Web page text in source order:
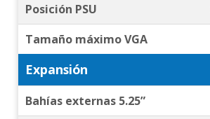
Posición PSU
Tamaño máximo VGA
Expansión
Bahías externas 5.25”